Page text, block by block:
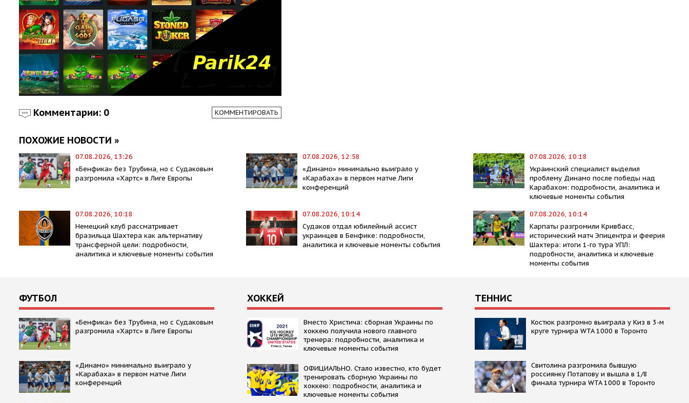
Комментарии: 0 КОММЕНТИРОВАТЬ
ПОХОЖИЕ НОВОСТИ »
07.08.2026, 13:26
«Бенфика» без Трубина, но с Судаковым
разгромила «Хартс» в Лиге Европы
07.08.2026, 12:58
«Динамо» минимально выиграло у
«Карабаха» в первом матче Лиги
конференций
07.08.2026, 10:18
Украинский специалист выделил
проблему Динамо после победы над
Карабахом: подробности, аналитика и
ключевые моменты события
07.08.2026, 10:18
Немецкий клуб рассматривает
бразильца Шахтера как альтернативу
трансферной цели: подробности,
аналитика и ключевые моменты события
07.08.2026, 10:14
Судаков отдал юбилейный ассист
украинцев в Бенфике: подробности,
аналитика и ключевые моменты события
07.08.2026, 10:14
Карпаты разгромили Кривбасс,
исторический матч Эпицентра и феерия
Шахтера: итоги 1-го тура УПЛ:
подробности, аналитика и ключевые
моменты события
ФУТБОЛ
«Бенфика» без Трубина, но с Судаковым
разгромила «Хартс» в Лиге Европы
«Динамо» минимально выиграло у
«Карабаха» в первом матче Лиги
конференций
ХОККЕЙ
Вместо Христича: сборная Украины по
хоккею получила нового главного
тренера: подробности, аналитика и
ключевые моменты события
ОФИЦИАЛЬНО. Стало известно, кто будет
тренировать сборную Украины по
хоккею: подробности, аналитика и
ключевые моменты события
ТЕННИС
Костюк разгромно выиграла у Киз в 3-м
круге турнира WTA 1000 в Торонто
Свитолина разгромила бывшую
россиянку Потапову и вышла в 1/8
финала турнира WTA 1000 в Торонто